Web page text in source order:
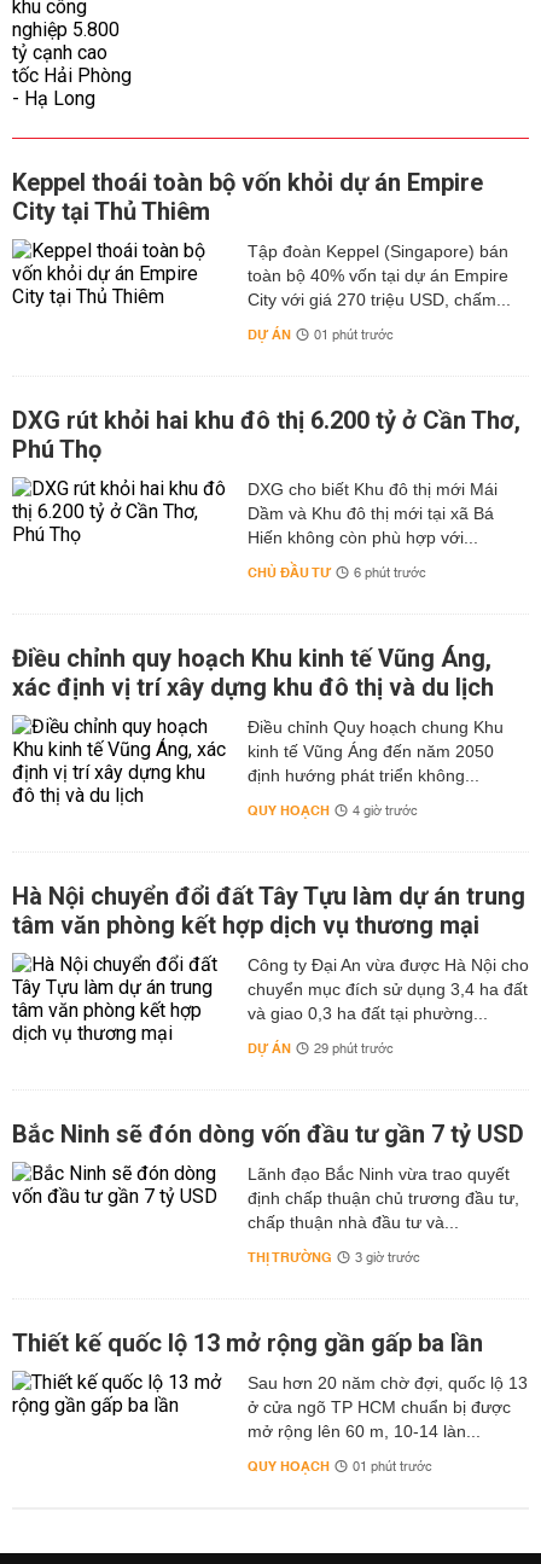
Keppel thoái toàn bộ vốn khỏi dự án Empire
City tại Thủ Thiêm
Tập đoàn Keppel (Singapore) bán
toàn bộ 40% vốn tại dự án Empire
City với giá 270 triệu USD, chấm...
DỰ ÁN 01 phút trước
DXG rút khỏi hai khu đô thị 6.200 tỷ ở Cần Thơ,
Phú Thọ
DXG cho biết Khu đô thị mới Mái
Dầm và Khu đô thị mới tại xã Bá
Hiến không còn phù hợp với...
CHỦ ĐẦU TƯ 6 phút trước
Điều chỉnh quy hoạch Khu kinh tế Vũng Áng,
xác định vị trí xây dựng khu đô thị và du lịch
Điều chỉnh Quy hoạch chung Khu
kinh tế Vũng Áng đến năm 2050
định hướng phát triển không...
QUY HOẠCH 4 giờ trước
Hà Nội chuyển đổi đất Tây Tựu làm dự án trung
tâm văn phòng kết hợp dịch vụ thương mại
Công ty Đại An vừa được Hà Nội cho
chuyển mục đích sử dụng 3,4 ha đất
và giao 0,3 ha đất tại phường...
DỰ ÁN 29 phút trước
Bắc Ninh sẽ đón dòng vốn đầu tư gần 7 tỷ USD
Lãnh đạo Bắc Ninh vừa trao quyết
định chấp thuận chủ trương đầu tư,
chấp thuận nhà đầu tư và...
THỊ TRƯỜNG 3 giờ trước
Thiết kế quốc lộ 13 mở rộng gần gấp ba lần
Sau hơn 20 năm chờ đợi, quốc lộ 13
ở cửa ngõ TP HCM chuẩn bị được
mở rộng lên 60 m, 10-14 làn...
QUY HOẠCH 01 phút trước